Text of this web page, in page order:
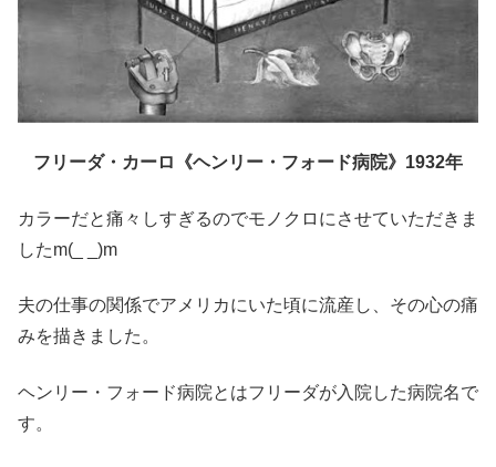
フリーダ・カーロ《ヘンリー・フォード病院》1932年
カラーだと痛々しすぎるのでモノクロにさせていただきま
したm(_ _)m
夫の仕事の関係でアメリカにいた頃に流産し、その心の痛
みを描きました。
ヘンリー・フォード病院とはフリーダが入院した病院名で
す。